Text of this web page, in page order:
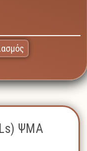
ΨΜΑ